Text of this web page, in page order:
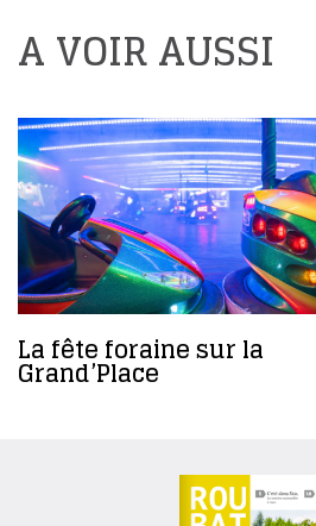
A VOIR AUSSI
La fête foraine sur la
Grand’Place